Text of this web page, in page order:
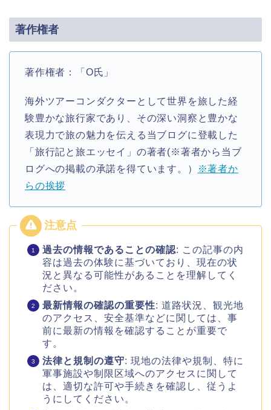
著作権者
著作権者：「O氏」
海外ツアーコンダクターとして世界を旅した経
験豊かな旅行家であり、その深い洞察と豊かな
表現力で旅の魅力を伝える当ブログに登載した
「旅行記と旅エッセイ」の著者(※著者から当ブ
ログへの掲載の承諾を得ています。）
※著者か
らの挨拶
過去の情報であることの確認: この記事の内
容は過去の体験に基づいており、現在の状
況と異なる可能性があることを理解してく
ださい。
最新情報の確認の重要性: 道路状況、観光地
のアクセス、安全基準などに関しては、事
前に最新の情報を確認することが重要で
す。
法律と規制の遵守: 現地の法律や規制、特に
軍事施設や制限区域へのアクセスに関して
は、適切な許可や手続きを確認し、従うよ
うにしてください。